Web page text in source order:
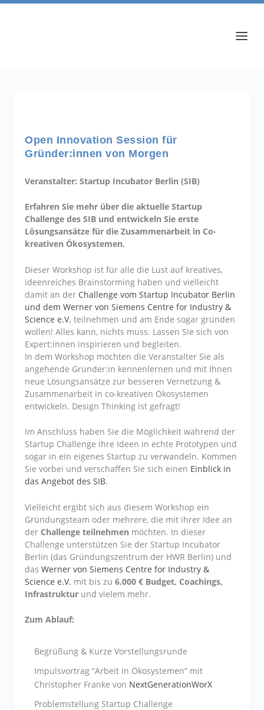
Open Innovation Session für
Gründer:innen von Morgen
Veranstalter: Startup Incubator Berlin (SIB)
Erfahren Sie mehr über die aktuelle Startup
Challenge des SIB und entwickeln Sie erste
Lösungsansätze für die Zusammenarbeit in Co-
kreativen Ökosystemen.
Dieser Workshop ist für alle die Lust auf kreatives,
ideenreiches Brainstorming haben und vielleicht
damit an der Challenge vom Startup Incubator Berlin
und dem Werner von Siemens Centre for Industry &
Science e.V. teilnehmen und am Ende sogar gründen
wollen! Alles kann, nichts muss. Lassen Sie sich von
Expert:innen inspirieren und begleiten.
In dem Workshop möchten die Veranstalter Sie als
angehende Gründer:in kennenlernen und mit Ihnen
neue Lösungsansätze zur besseren Vernetzung &
Zusammenarbeit in co-kreativen Ökosystemen
entwickeln. Design Thinking ist gefragt!
Im Anschluss haben Sie die Möglichkeit während der
Startup Challenge Ihre Ideen in echte Prototypen und
sogar in ein eigenes Startup zu verwandeln. Kommen
Sie vorbei und verschaffen Sie sich einen Einblick in
das Angebot des SIB.
Vielleicht ergibt sich aus diesem Workshop ein
Gründungsteam oder mehrere, die mit ihrer Idee an
der Challenge teilnehmen möchten. In dieser
Challenge unterstützen Sie der Startup Incubator
Berlin (das Gründungszentrum der HWR Berlin) und
dasWerner von Siemens Centre for Industry &
Science e.V. mit bis zu6.000 € Budget, Coachings,
Infrastruktur und vielem mehr.
Zum Ablauf:
Begrüßung & Kurze Vorstellungsrunde
Impulsvortrag “Arbeit in Ökosystemen” mit
Christopher Franke von NextGenerationWorX
Problemstellung Startup Challenge